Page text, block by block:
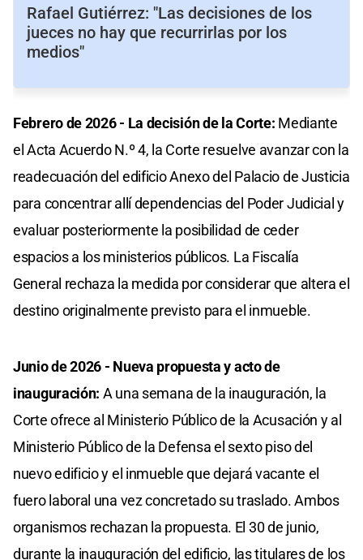
Rafael Gutiérrez: "Las decisiones de los
jueces no hay que recurrirlas por los
medios"
Febrero de 2026 - La decisión de la Corte: Mediante
el Acta Acuerdo N.º 4, la Corte resuelve avanzar con la
readecuación del edificio Anexo del Palacio de Justicia
para concentrar allí dependencias del Poder Judicial y
evaluar posteriormente la posibilidad de ceder
espacios a los ministerios públicos. La Fiscalía
General rechaza la medida por considerar que altera el
destino originalmente previsto para el inmueble.
Junio de 2026 - Nueva propuesta y acto de
inauguración: A una semana de la inauguración, la
Corte ofrece al Ministerio Público de la Acusación y al
Ministerio Público de la Defensa el sexto piso del
nuevo edificio y el inmueble que dejará vacante el
fuero laboral una vez concretado su traslado. Ambos
organismos rechazan la propuesta. El 30 de junio,
durante la inauguración del edificio, las titulares de los